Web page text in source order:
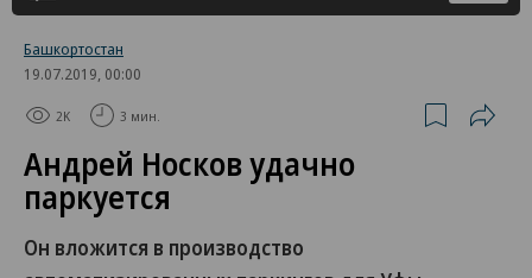
Башкортостан
19.07.2019, 00:00
2K 3 мин.
Андрей Носков удачно
паркуется
Он вложится в производство